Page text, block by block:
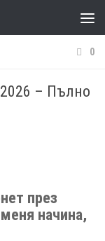
0
2026 – Пълно
през
начина,